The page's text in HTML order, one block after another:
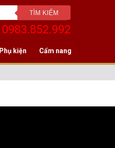
TÌM KIẾM
0983.852.992
Phụ kiện Cẩm nang